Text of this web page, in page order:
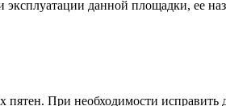
данной площадки, ее
При необходимости